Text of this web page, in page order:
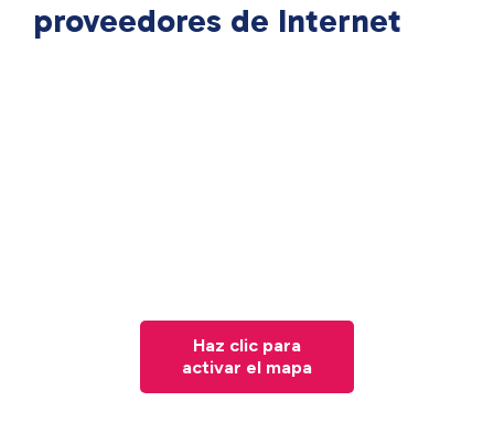
proveedores de Internet
Haz clic para
activar el mapa